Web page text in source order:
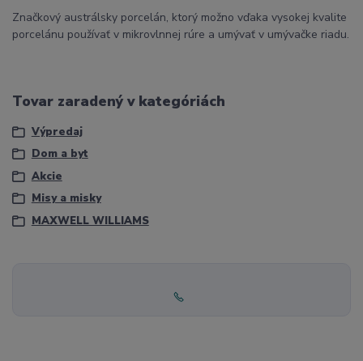
Značkový austrálsky porcelán, ktorý možno vďaka vysokej kvalite
porcelánu používať v mikrovlnnej rúre a umývať v umývačke riadu.
Tovar zaradený v kategóriách
Výpredaj
Dom a byt
Akcie
Misy a misky
MAXWELL WILLIAMS